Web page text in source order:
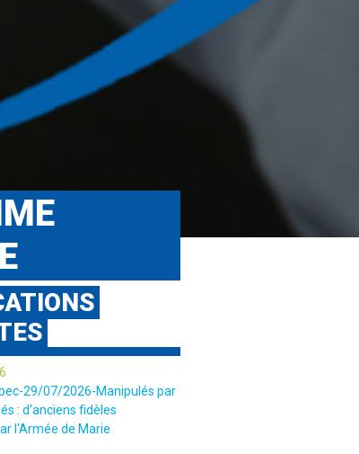
29/07/2026-Manipulés par
: d'anciens fidèles
l'Armée de Marie